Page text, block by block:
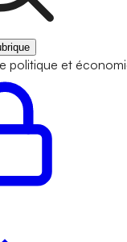
politique et